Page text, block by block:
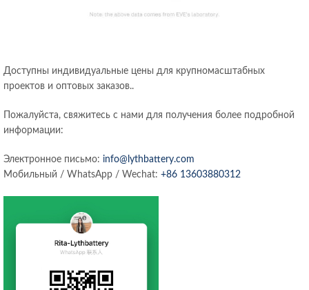
Доступны индивидуальные цены для крупномасштабных
проектов и оптовых заказов..
Пожалуйста, свяжитесь с нами для получения более подробной
информации:
Электронное письмо: info@lythbattery.com
Мобильный / WhatsApp / Wechat: +86 13603880312